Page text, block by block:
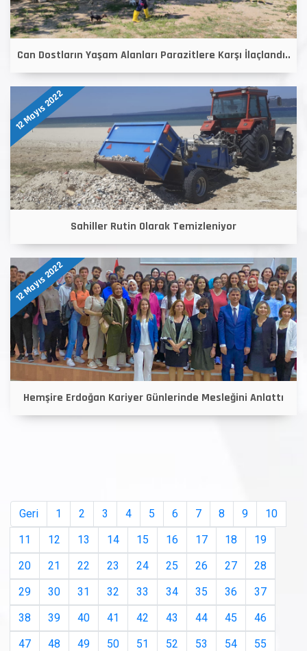
Can Dostların Yaşam Alanları Parazitlere Karşı İlaçlandı..
12 Mayıs 2022
Sahiller Rutin Olarak Temizleniyor
12 Mayıs 2022
Hemşire Erdoğan Kariyer Günlerinde Mesleğini Anlattı
Geri 1 2 3 4 5 6 7 8 9
10
11
12 13 14 15 16 17 18
19
20
21 22 23 24 25 26 27
28
29
30 31 32 33 34 35 36
37
38
39 40 41 42 43 44 45
46
47
48 49 50 51 52 53 54
55